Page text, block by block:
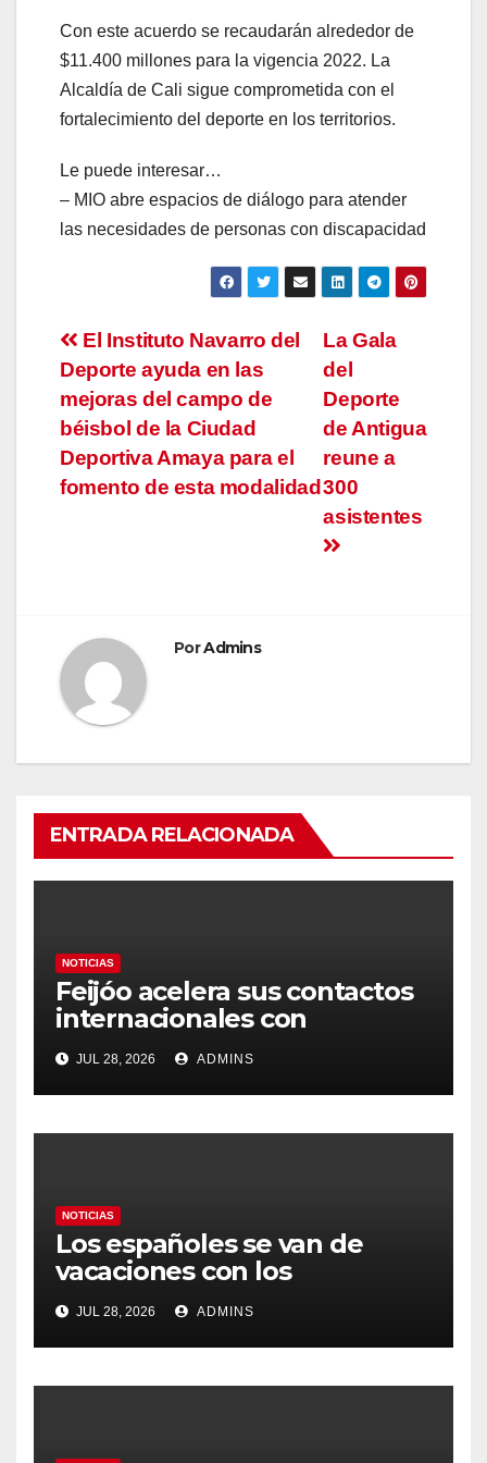
Con este acuerdo se recaudarán alrededor de
$11.400 millones para la vigencia 2022. La
Alcaldía de Cali sigue comprometida con el
fortalecimiento del deporte en los territorios.
Le puede interesar…
– MIO abre espacios de diálogo para atender
las necesidades de personas con discapacidad
Navegación
de
entradas
La Gala
del
Deporte
de Antigua
reune a
300
asistentes
El Instituto Navarro del
Deporte ayuda en las
mejoras del campo de
béisbol de la Ciudad
Deportiva Amaya para el
fomento de esta modalidad
PorAdmins
ENTRADA RELACIONADA
NOTICIAS
Feijóo acelera sus contactos
internacionales con
Latinoamérica como socio
prioritario en su agenda de
gobierno
JUL 28, 2026 ADMINS
NOTICIAS
Los españoles se van de
vacaciones con los
carburantes hasta un 21%
más caros que el año pasado
y los hoteles disparados
JUL 28, 2026 ADMINS